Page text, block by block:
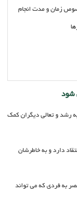
زمان و مدت انجام
شود
به رشد و تعالی دیگران کمک
دارد و به خاطرشان
به فردی که می تواند